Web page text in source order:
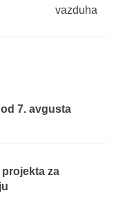
vazduha
7. avgusta
za